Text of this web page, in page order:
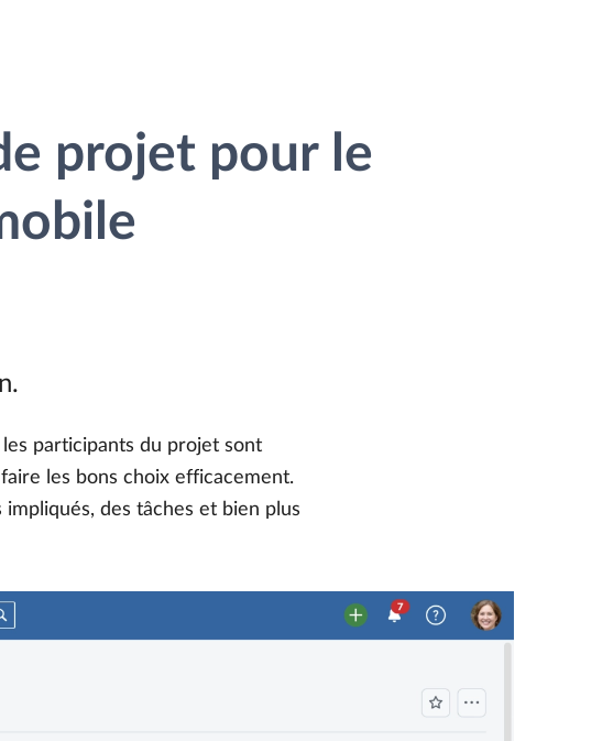
projet pour le
participants du projet sont
les bons choix efficacement.
des tâches et bien plus